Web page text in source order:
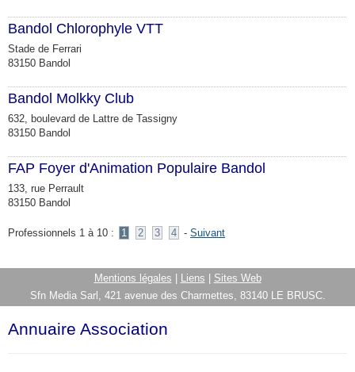
Bandol Chlorophyle VTT
Stade de Ferrari
83150 Bandol
Bandol Molkky Club
632, boulevard de Lattre de Tassigny
83150 Bandol
FAP Foyer d'Animation Populaire Bandol
133, rue Perrault
83150 Bandol
Professionnels 1 à 10 : 1 2 3 4 - Suivant
Mentions légales Liens
Sites Web
Sfn Media Sarl, 421 avenue des Charmettes, 83140 LE BRUSC.
Annuaire Association